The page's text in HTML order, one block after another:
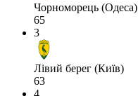
Чорноморець (Одеса)
65
3
Лівий берег (Київ)
63